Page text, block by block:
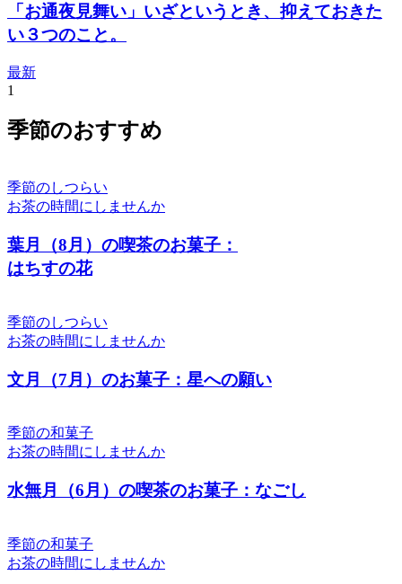
「お通夜見舞い」いざというとき、抑えておきた
い３つのこと。
最新
1
季節のおすすめ
季節のしつらい
お茶の時間にしませんか
葉月（8月）の喫茶のお菓子：
はちすの花
季節のしつらい
お茶の時間にしませんか
文月（7月）のお菓子：星への願い
季節の和菓子
お茶の時間にしませんか
水無月（6月）の喫茶のお菓子：なごし
季節の和菓子
お茶の時間にしませんか